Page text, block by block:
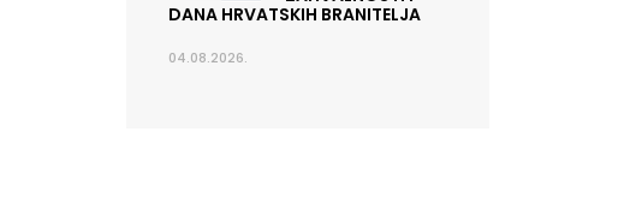
DANA HRVATSKIH BRANITELJA
04.08.2026.